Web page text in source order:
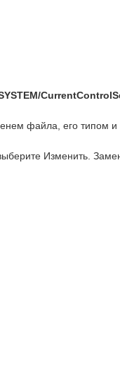
файла, его типом и
Изменить.